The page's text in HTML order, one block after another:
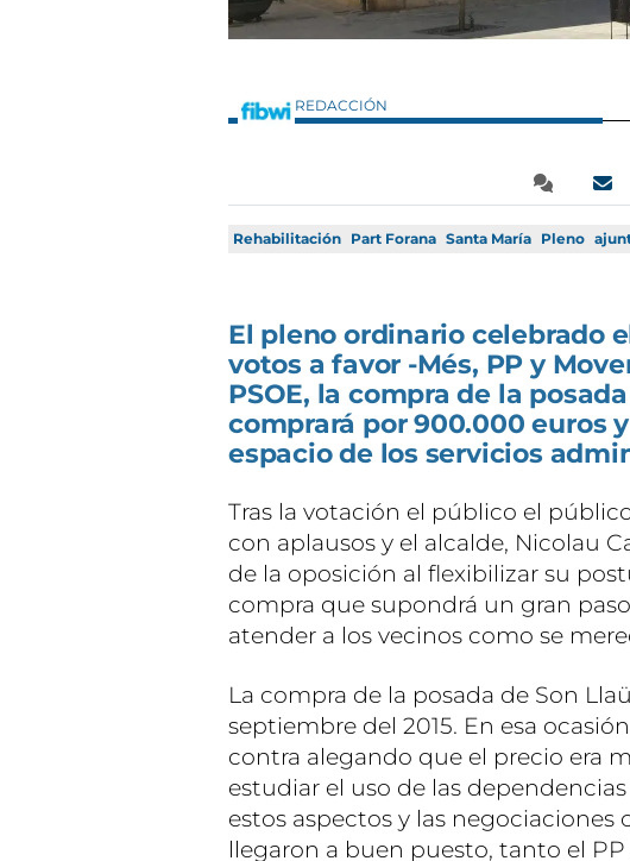
REDACCIÓN
Rehabilitación Part Forana Santa María Pleno
El pleno ordinario celebrado
votos a favor -Més, PP y
PSOE, la compra de la
comprará por 900.000 euros
espacio de los servicios
Tras la votación el público el
con aplausos y el alcalde, Nicolau
de la oposición al flexibilizar su
compra que supondrá un gran
atender a los vecinos como se
La compra de la posada de Son
septiembre del 2015. En esa
contra alegando que el precio era
estudiar el uso de las
estos aspectos y las
llegaron a buen puesto, tanto el